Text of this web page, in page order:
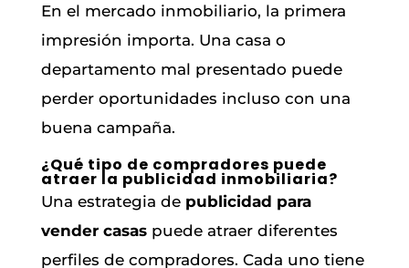
En el mercado inmobiliario, la primera
impresión importa. Una casa o
departamento mal presentado puede
perder oportunidades incluso con una
buena campaña.
¿Qué tipo de compradores puede
atraer la publicidad inmobiliaria?
Una estrategia de publicidad para
vender casaspuede atraer diferentes
perfiles de compradores. Cada uno tiene